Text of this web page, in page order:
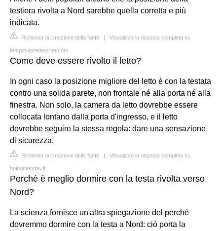
testiera rivolta a Nord sarebbe quella corretta e più
indicata.
Richiesta di rimozione della fonte | Visualizza la risposta completa su
fengshuipretaporter.com
Come deve essere rivolto il letto?
In ogni caso la posizione migliore del letto è con la testata
contro una solida parete, non frontale né alla porta né alla
finestra. Non solo, la camera da letto dovrebbe essere
collocata lontano dalla porta d'ingresso, e il letto
dovrebbe seguire la stessa regola: dare una sensazione
di sicurezza.
Richiesta di rimozione della fonte | Visualizza la risposta completa su
bolognatoday.it
Perché è meglio dormire con la testa rivolta verso
Nord?
La scienza fornisce un'altra spiegazione del perché
dovremmo dormire con la testa a Nord: ciò porta la